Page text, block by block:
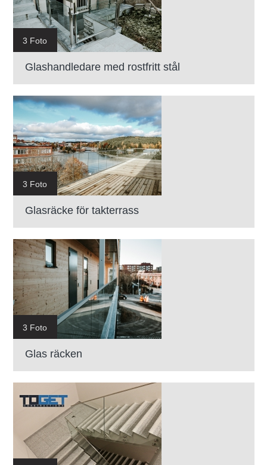
3 Foto
Glashandledare med rostfritt stål
3 Foto
Glasräcke för takterrass
3 Foto
Glas räcken